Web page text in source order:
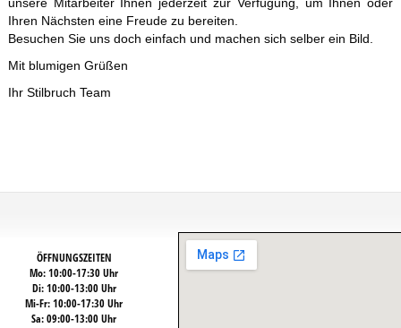
unsere Mitarbeiter Ihnen jederzeit zur Verfügung, um Ihnen oder
Ihren Nächsten eine Freude zu bereiten.
Besuchen Sie uns doch einfach und machen sich selber ein Bild.
Mit blumigen Grüßen
Ihr Stilbruch Team
ÖFFNUNGSZEITEN
Mo: 10:00-17:30 Uhr
Di: 10:00-13:00 Uhr
Mi-Fr: 10:00-17:30 Uhr
Sa: 09:00-13:00 Uhr